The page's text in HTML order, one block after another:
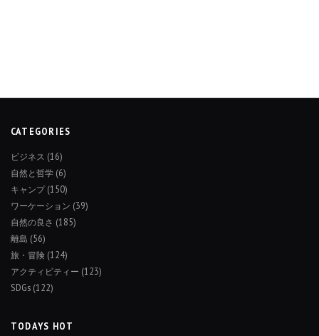
CATEGORIES
ビジネス (16)
自然と哲学 (6)
キャンプ(150)
ワーケーション (39)
自然の良さ (185)
離島 (56)
旅・冒険 (124)
アクティビティー (123)
SDGs (122)
TODAYS HOT